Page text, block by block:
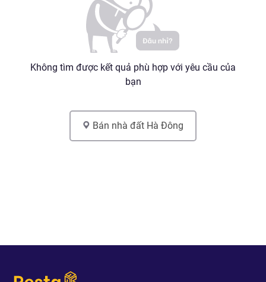
Không tìm được kết quả phù hợp với yêu cầu của
bạn
Bán nhà đất Hà Đông